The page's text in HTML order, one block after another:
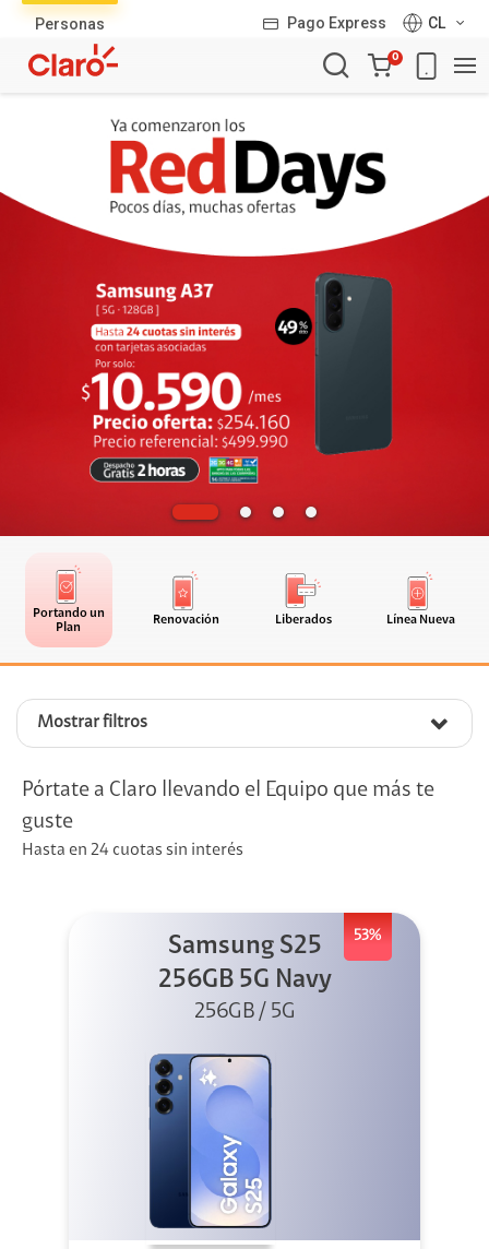
Personas Pago Express
CL
Carro
de
0
Portando un
Plan
Renovación Liberados Línea Nueva
Mostrar filtros
productos
Pórtate a Claro llevando el Equipo que más te
guste
Hasta en 24 cuotas sin interés
53%
Samsung S25
256GB 5G Navy
256GB / 5G